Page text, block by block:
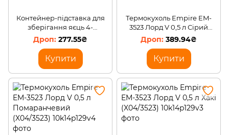
Контейнер-підставка для
зберігання яєць 4-
шаровий автоматичний
277.55₴
Купити
Термокухоль Empire EM-
3523 Лорд V 0,5 л Сірий
(X04/3523)
389.94₴
Купити